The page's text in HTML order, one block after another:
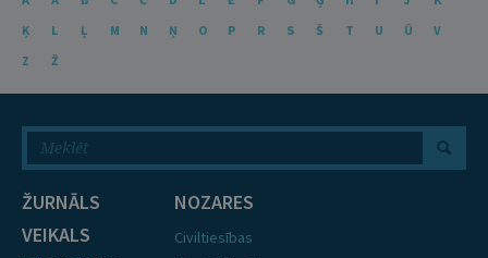
Ķ
L Ļ M N Ņ O P R S Š T U Ū
V
Z
Ž
ŽURNĀLS
VEIKALS
NOZARES
Civiltiesības